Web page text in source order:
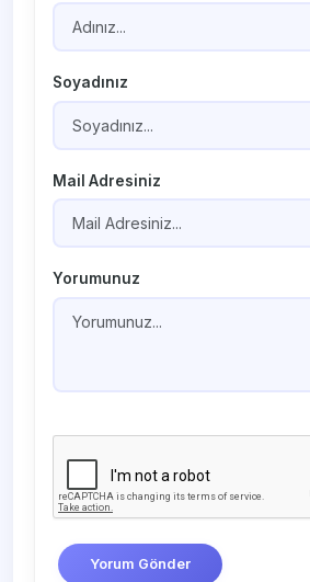
Soyadınız
Mail Adresiniz
Yorumunuz
Yorum Gönder